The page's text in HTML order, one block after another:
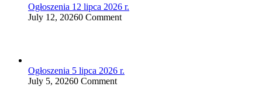
Ogłoszenia 12 lipca 2026 r.
July 12, 20260 Comment
Ogłoszenia 5 lipca 2026 r.
July 5, 20260 Comment